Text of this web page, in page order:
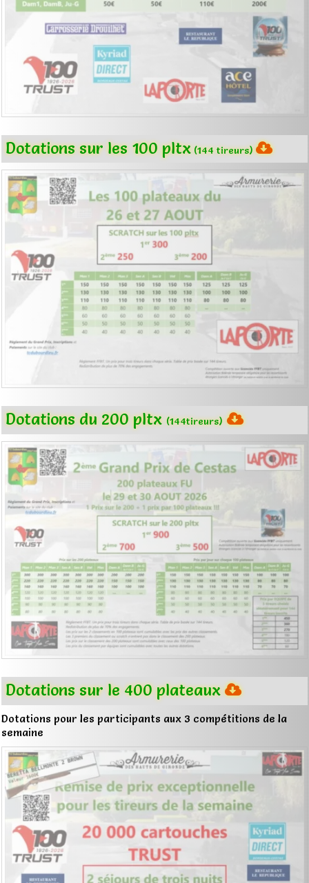
Dotations sur les 100 pltx (144 tireurs)
Dotations du 200 pltx(144tireurs)
Dotations sur le 400 plateaux
Dotations pour les participants aux 3 compétitions de la
semaine